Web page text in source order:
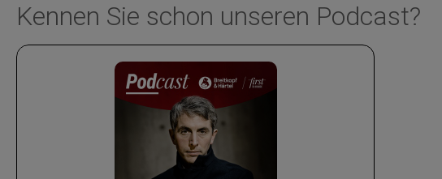
Kennen Sie schon unseren Podcast?